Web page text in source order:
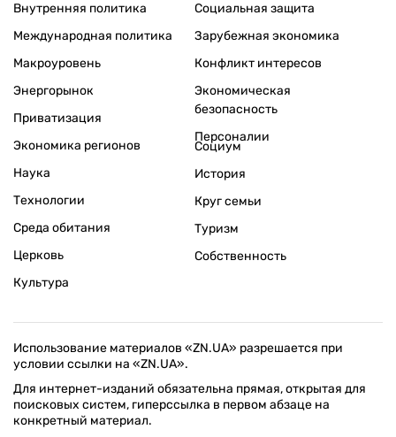
Внутренняя политика
Международная политика
Макроуровень
Энергорынок
Приватизация
Экономика регионов
Социальная защита
Зарубежная экономика
Конфликт интересов
Экономическая
безопасность
Персоналии
Наука
Технологии
Среда обитания
Церковь
Культура
Социум
История
Круг семьи
Туризм
Собственность
Использование материалов «ZN.UA» разрешается при
условии ссылки на «ZN.UA».
Для интернет-изданий обязательна прямая, открытая для
поисковых систем, гиперссылка в первом абзаце на
конкретный материал.